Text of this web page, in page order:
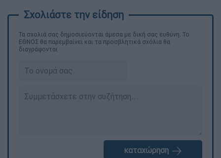
Τα σχολιά σας δημοσιεύονται άμεσα με δική σας ευθύνη. Το
ΕΘΝΟΣ θα παρεμβαίνει και τα προσβλητικά σχόλια θα
διαγράφονται
καταχώρηση